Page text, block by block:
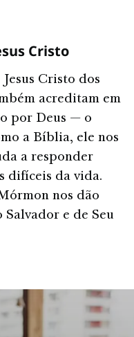
Cristo
Cristo dos
acreditam em
por Deus — o
a Bíblia, ele nos
a responder
difíceis da vida.
nos dão
e de Seu